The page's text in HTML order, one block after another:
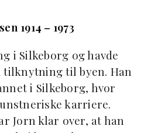
1914 – 1973
i Silkeborg og havde
tilknytning til byen. Han
i Silkeborg, hvor
karriere.
Jorn klar over, at han